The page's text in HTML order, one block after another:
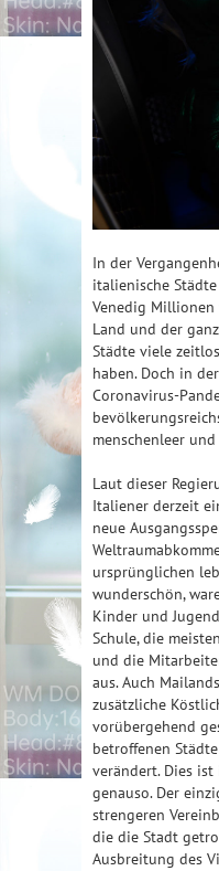
In der
italienische
Venedig Millionen
Land und der
Städte viele
haben. Doch in
Coronavirus-
menschenleer
Laut dieser
Italiener derzeit
neue
ursprünglichen
wunderschön,
Kinder und
Schule, die
und die
aus. Auch
zusätzliche
vorübergehend
betroffenen
verändert. Dies ist
genauso. Der
strengeren
die die Stadt
Ausbreitung des